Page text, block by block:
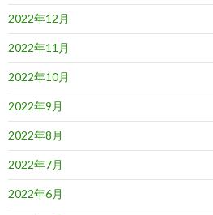
2022年12月
2022年11月
2022年10月
2022年9月
2022年8月
2022年7月
2022年6月